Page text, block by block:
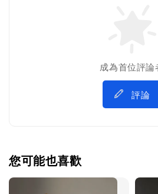
成為首位評論
評論
您可能也喜歡